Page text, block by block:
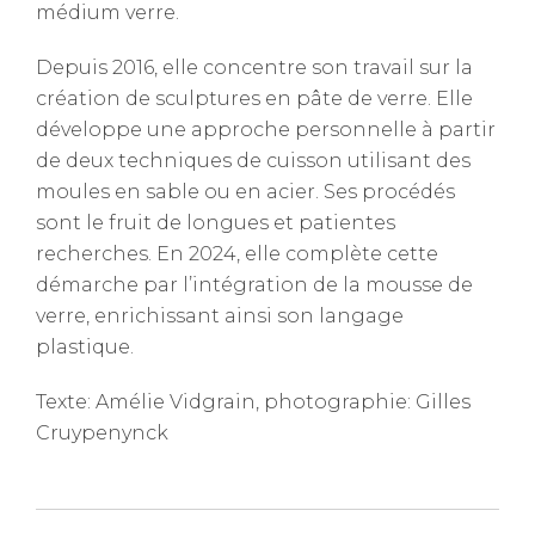
médium verre.
Depuis 2016, elle concentre son travail sur la
création de sculptures en pâte de verre. Elle
développe une approche personnelle à partir
de deux techniques de cuisson utilisant des
moules en sable ou en acier. Ses procédés
sont le fruit de longues et patientes
recherches. En 2024, elle complète cette
démarche par l’intégration de la mousse de
verre, enrichissant ainsi son langage
plastique.
Texte: Amélie Vidgrain, photographie: Gilles
Cruypenynck